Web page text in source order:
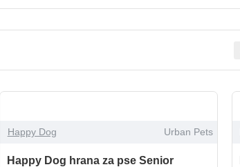
Happy Dog Urban Pets
Happy Dog hrana za pse Senior